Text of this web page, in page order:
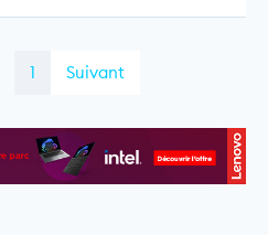
1 Suivant